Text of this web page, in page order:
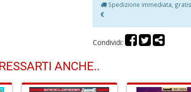
Spedizione immediata,
€
Condividi:
ANCHE..